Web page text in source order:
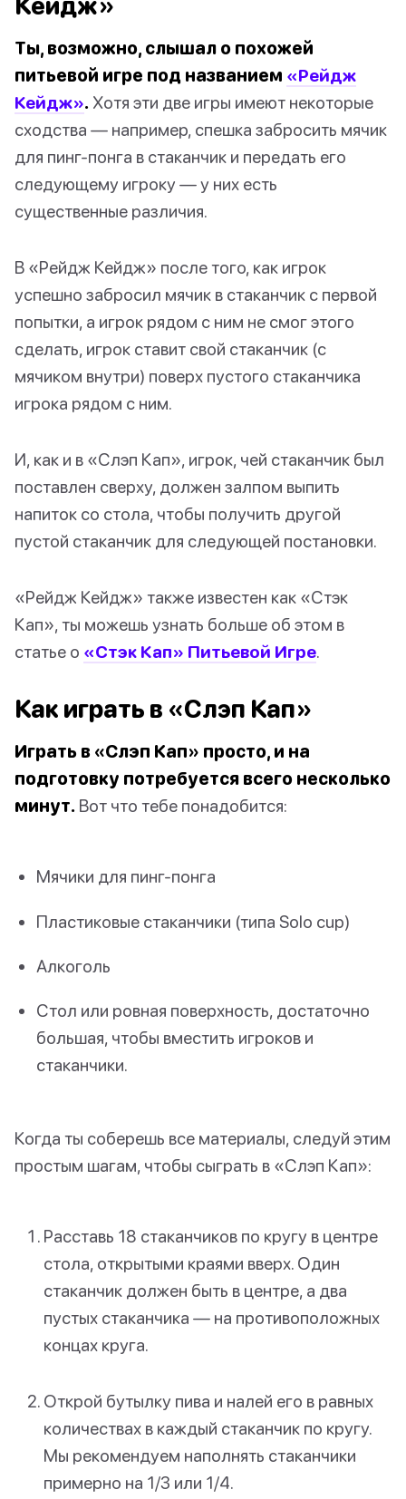
Ты, возможно, слышал о похожей
питьевой игре под названием «Рейдж
Кейдж». Хотя эти две игры имеют некоторые
сходства — например, спешка забросить мячик
для пинг-понга в стаканчик и передать его
следующему игроку — у них есть
существенные различия.
В «Рейдж Кейдж» после того, как игрок
успешно забросил мячик в стаканчик с первой
попытки, а игрок рядом с ним не смог этого
сделать, игрок ставит свой стаканчик (с
мячиком внутри) поверх пустого стаканчика
игрока рядом с ним.
И, как и в «Слэп Кап», игрок, чей стаканчик был
поставлен сверху, должен залпом выпить
напиток со стола, чтобы получить другой
пустой стаканчик для следующей постановки.
«Рейдж Кейдж» также известен как «Стэк
Кап», ты можешь узнать больше об этом в
статье о «Стэк Кап» Питьевой Игре.
Как играть в «Слэп Кап»
Играть в «Слэп Кап» просто, и на
подготовку потребуется всего несколько
минут. Вот что тебе понадобится:
Мячики для пинг-понга
Пластиковые стаканчики (типа Solo cup)
Алкоголь
Стол или ровная поверхность, достаточно
большая, чтобы вместить игроков и
стаканчики.
Когда ты соберешь все материалы, следуй этим
простым шагам, чтобы сыграть в «Слэп Кап»:
Расставь 18 стаканчиков по кругу в центре
стола, открытыми краями вверх. Один
стаканчик должен быть в центре, а два
пустых стаканчика — на противоположных
концах круга.
Открой бутылку пива и налей его в равных
количествах в каждый стаканчик по кругу.
Мы рекомендуем наполнять стаканчики
примерно на 1/3 или 1/4.